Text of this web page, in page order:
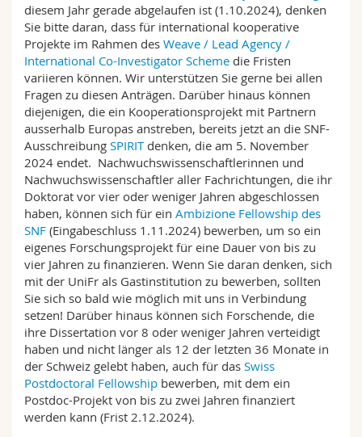
Math.-Nat. und Med. Fak.
Interfakultär
Mitarbeitende
Doktorierende
Webmail
Vorlesungsverzeichnis
MyUnifr
diesem Jahr gerade abgelaufen ist (1.10.2024), denken
Sie bitte daran, dass für international kooperative
Projekte im Rahmen des Weave / Lead Agency /
International Co-Investigator Scheme die Fristen
variieren können. Wir unterstützen Sie gerne bei allen
Fragen zu diesen Anträgen. Darüber hinaus können
diejenigen, die ein Kooperationsprojekt mit Partnern
ausserhalb Europas anstreben, bereits jetzt an die SNF-
Ausschreibung SPIRITdenken, die am 5. November
2024 endet. Nachwuchswissenschaftlerinnen und
Nachwuchswissenschaftler aller Fachrichtungen, die ihr
Doktorat vor vier oder weniger Jahren abgeschlossen
haben, können sich für ein Ambizione Fellowship des
SNF (Eingabeschluss 1.11.2024) bewerben, um so ein
eigenes Forschungsprojekt für eine Dauer von bis zu
vier Jahren zu finanzieren. Wenn Sie daran denken, sich
mit der UniFr als Gastinstitution zu bewerben, sollten
Sie sich so bald wie möglich mit uns in Verbindung
setzen! Darüber hinaus können sich Forschende, die
ihre Dissertation vor 8 oder weniger Jahren verteidigt
haben und nicht länger als 12 der letzten 36 Monate in
der Schweiz gelebt haben, auch für das Swiss
Postdoctoral Fellowship bewerben, mit dem ein
Postdoc-Projekt von bis zu zwei Jahren finanziert
werden kann (Frist 2.12.2024).